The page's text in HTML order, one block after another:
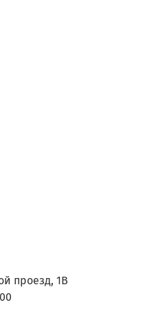
проезд, 1В